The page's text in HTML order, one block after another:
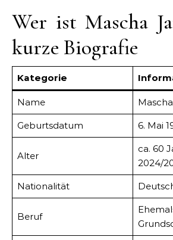
Wer ist Mascha
kurze Biografie
Kategorie
Name
Geburtsdatum 6. Mai
Alter
ca. 60
2024/
Nationalität
Beruf